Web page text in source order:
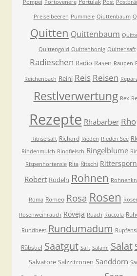
Pompei Portovenere Portulak Post
Preiselbeeren Pummele Qiuttenbaum
Quitten Quittenbaum
Quittengold Quittenhonig Quittensaft
Radieschen Radio Rasen Raupen
Reichenbach Reini Reis Reisen
Restlverwertung Rex
Rezepte Rhabarber Rho
Ribiselsaft Richard Rieden Rieden See
Rindenmulch Rindfleisch Ringelblume
Rispenhortensie Rita Ritschi Rittersporn
Robert Rodeln Rohnen
Roma Romeo Rosa Rosen
Rosenweihrauch Roveja Ruach Ruccola
Rundbeet Rundumadum
Rübstiel Saatgut Saft Salami Salat
Salvatore Salzzitronen Sanddorn